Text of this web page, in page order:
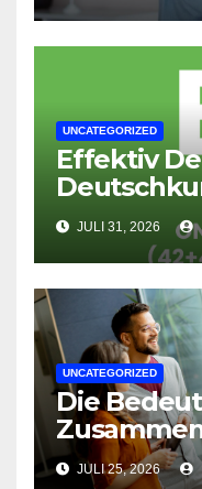
UNCATEGORIZED
Effektiv
JULI 31, 2026
UNCATEGORIZED
Die
JULI 25, 2026